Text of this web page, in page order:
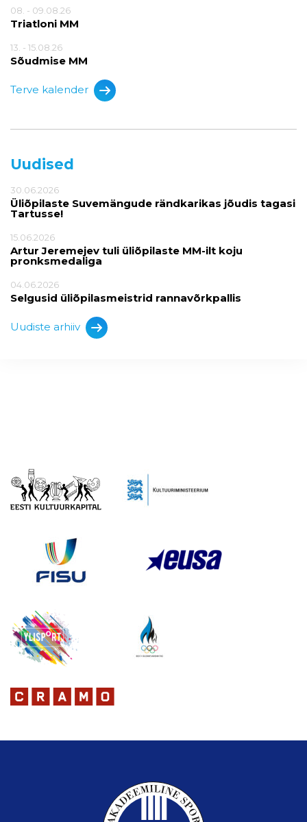
08. - 09.08.26
Triatloni MM
13. - 15.08.26
Sõudmise MM
Terve kalender
Uudised
30.06.2026
Üliõpilaste Suvemängude rändkarikas jõudis tagasi
Tartusse!
15.06.2026
Artur Jeremejev tuli üliõpilaste MM-ilt koju
pronksmedaliga
04.06.2026
Selgusid üliõpilasmeistrid rannavõrkpallis
Uudiste arhiiv